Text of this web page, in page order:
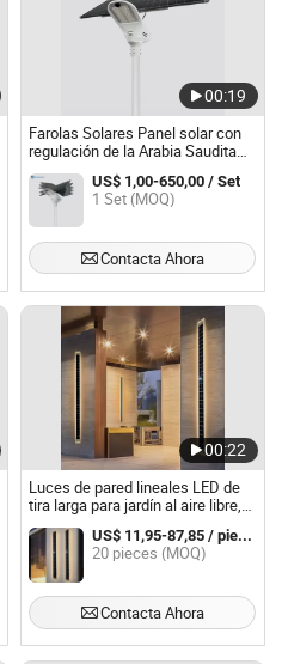
00:19
Farolas Solares Panel solar con
regulación de la Arabia Saudita
Proyectos
US$ 1,00-650,00 / Set
1 Set (MOQ)
Contacta Ahora
00:22
Luces de pared lineales LED de
tira larga para jardín al aire libre,
impermeables y de alta calidad,
lámpara de calle IP65
US$ 11,95-87,85 / pieces
20 pieces (MOQ)
Contacta Ahora